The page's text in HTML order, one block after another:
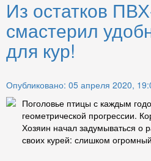
Из остатков
смастерил
для кур!
Опубликовано: 05 апреля 2020,
Поголовье птицы с каждым
геометрической прогрессии.
Хозяин начал задумываться о
своих курей: слишком